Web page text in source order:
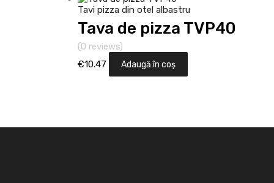
Tavi pizza din otel albastru
Tava de pizza TVP40
(0 reviews)
€10.47 Adaugă în coș